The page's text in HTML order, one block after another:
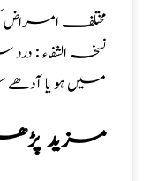
مختلف امراض
نسخہ الشفاء :
میں ہو یا آدھے
مزید